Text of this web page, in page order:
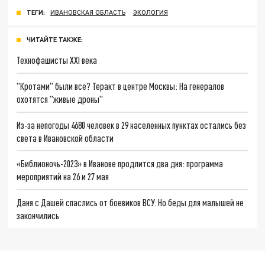
ТЕГИ: ИВАНОВСКАЯ ОБЛАСТЬ ЭКОЛОГИЯ
ЧИТАЙТЕ ТАКЖЕ:
Технофашисты XXI века
"Кротами" были все? Теракт в центре Москвы: На генералов
охотятся "живые дроны"
Из-за непогоды 4680 человек в 29 населенных пунктах остались без
света в Ивановской области
«Библионочь-2023» в Иванове продлится два дня: программа
мероприятий на 26 и 27 мая
Даня с Дашей спаслись от боевиков ВСУ. Но беды для малышей не
закончились